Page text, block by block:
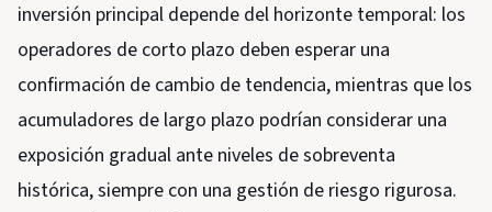
inversión principal depende del horizonte temporal: los
operadores de corto plazo deben esperar una
confirmación de cambio de tendencia, mientras que los
acumuladores de largo plazo podrían considerar una
exposición gradual ante niveles de sobreventa
histórica, siempre con una gestión de riesgo rigurosa.